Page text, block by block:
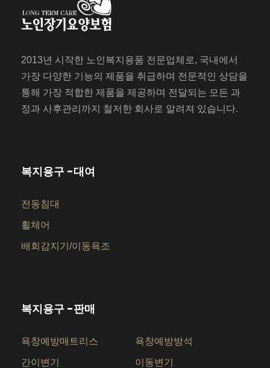
2013년 시작한 노인복지용품 전문업체로, 국내에서
가장 다양한 기능의 제품을 취급하며 전문적인 상담을
통해 가장 적합한 제품을 제공하며 전달되는 모든 과
정과 사후관리까지 철저한 회사로 알려져 있습니다.
복지용구 -대여
전동침대
휠체어
배회감지기/이동욕조
복지용구 -판매
욕창예방매트리스 욕창예방방석
간이변기 이동변기